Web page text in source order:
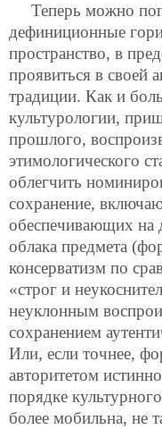
Теперь можно
дефиниционные
пространство, в
проявиться в своей
традиции. Как и
культурологии,
прошлого,
этимологического
облегчить
сохранение,
обеспечивающих на
облака предмета
консерватизм по
«строг и
неуклонным
сохранением
Или, если точнее,
авторитетом
порядке
более мобильна, не